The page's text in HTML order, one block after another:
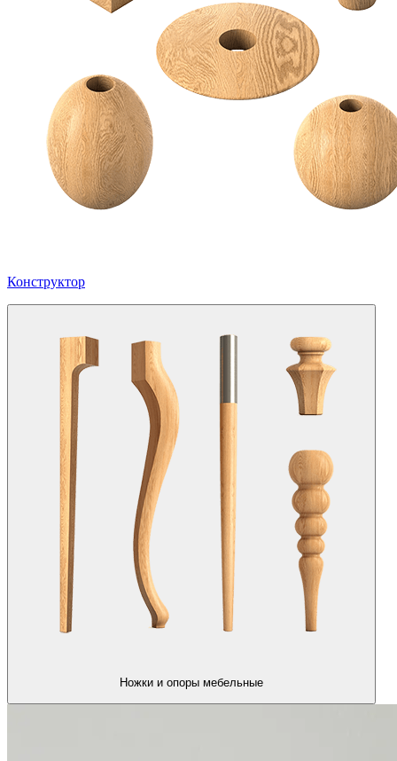
Конструктор
Ножки и опоры мебельные